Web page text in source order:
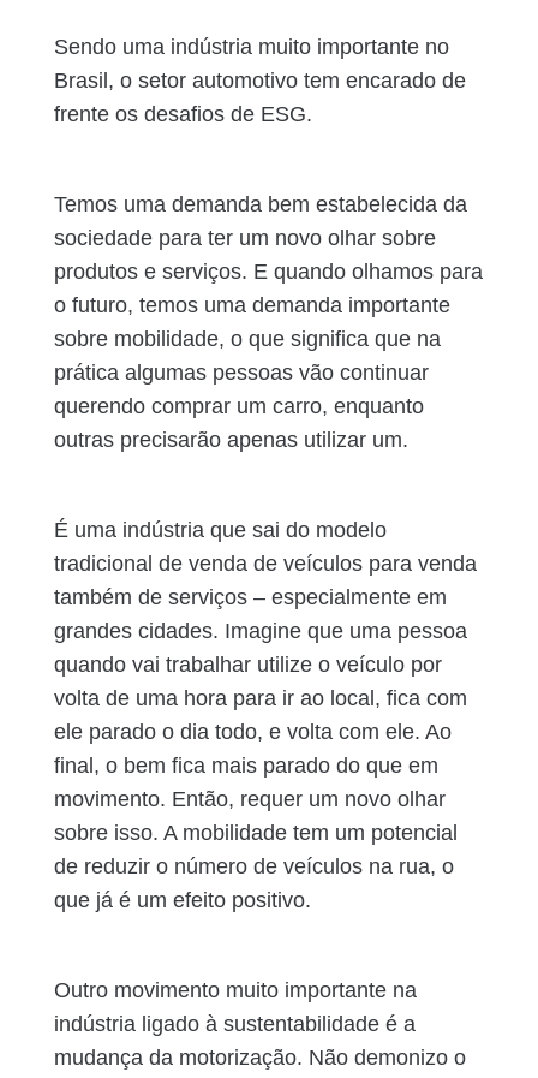
Sendo uma indústria muito importante no
Brasil, o setor automotivo tem encarado de
frente os desafios de ESG.
Temos uma demanda bem estabelecida da
sociedade para ter um novo olhar sobre
produtos e serviços. E quando olhamos para
o futuro, temos uma demanda importante
sobre mobilidade, o que significa que na
prática algumas pessoas vão continuar
querendo comprar um carro, enquanto
outras precisarão apenas utilizar um.
É uma indústria que sai do modelo
tradicional de venda de veículos para venda
também de serviços – especialmente em
grandes cidades. Imagine que uma pessoa
quando vai trabalhar utilize o veículo por
volta de uma hora para ir ao local, fica com
ele parado o dia todo, e volta com ele. Ao
final, o bem fica mais parado do que em
movimento. Então, requer um novo olhar
sobre isso. A mobilidade tem um potencial
de reduzir o número de veículos na rua, o
que já é um efeito positivo.
Outro movimento muito importante na
indústria ligado à sustentabilidade é a
mudança da motorização. Não demonizo o